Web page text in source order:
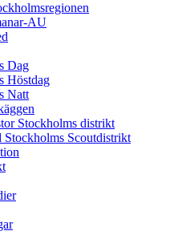
AU
Dag
Höstdag
Natt
Stockholms distrikt
Stockholms Scoutdistrikt